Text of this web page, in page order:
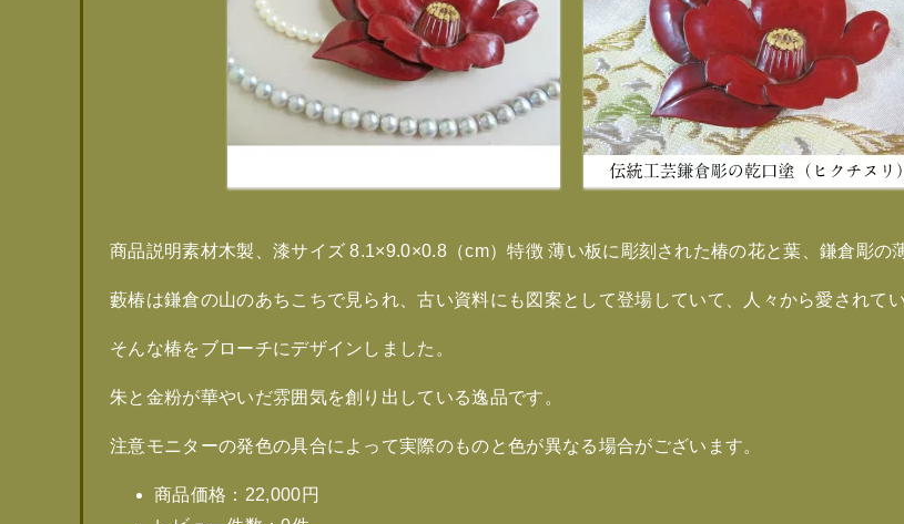
商品説明素材木製、漆サイズ 8.1×9.0×0.8（cm）特徴 薄い板に彫刻された椿の花と葉、鎌倉彫の
藪椿は鎌倉の山のあちこちで見られ、古い資料にも図案として登場していて、人々から愛されて
そんな椿をブローチにデザインしました。
朱と金粉が華やいだ雰囲気を創り出している逸品です。
注意モニターの発色の具合によって実際のものと色が異なる場合がございます。
商品価格：22,000円